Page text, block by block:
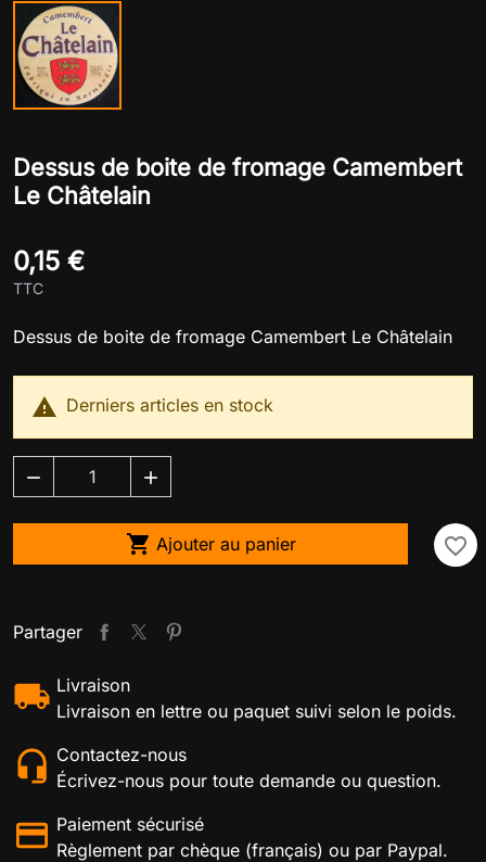
Dessus de boite de fromage Camembert
Le Châtelain
0,15 €
TTC
Dessus de boite de fromage Camembert Le Châtelain
 Derniers articles en stock
 
 Ajouter au panier favorite_border
Partager
Livraison
Livraison en lettre ou paquet suivi selon le poids.
Contactez-nous
Écrivez-nous pour toute demande ou question.
Paiement sécurisé
Règlement par chèque (français) ou par Paypal.